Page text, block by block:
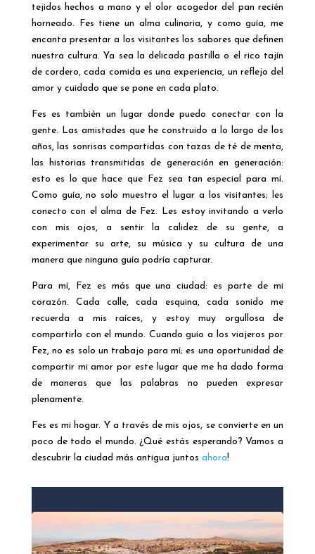
tejidos hechos a mano y el olor acogedor del pan recién
horneado. Fes tiene un alma culinaria, y como guía, me
encanta presentar a los visitantes los sabores que definen
nuestra cultura. Ya sea la delicada pastilla o el rico tajín
de cordero, cada comida es una experiencia, un reflejo del
amor y cuidado que se pone en cada plato.
Fes es también un lugar donde puedo conectar con la
gente. Las amistades que he construido a lo largo de los
años, las sonrisas compartidas con tazas de té de menta,
las historias transmitidas de generación en generación:
esto es lo que hace que Fez sea tan especial para mí.
Como guía, no solo muestro el lugar a los visitantes; les
conecto con el alma de Fez. Les estoy invitando a verlo
con mis ojos, a sentir la calidez de su gente, a
experimentar su arte, su música y su cultura de una
manera que ninguna guía podría capturar.
Para mí, Fez es más que una ciudad: es parte de mi
corazón. Cada calle, cada esquina, cada sonido me
recuerda a mis raíces, y estoy muy orgullosa de
compartirlo con el mundo. Cuando guío a los viajeros por
Fez, no es solo un trabajo para mí; es una oportunidad de
compartir mi amor por este lugar que me ha dado forma
de maneras que las palabras no pueden expresar
plenamente.
Fes es mi hogar. Y a través de mis ojos, se convierte en un
poco de todo el mundo. ¿Qué estás esperando? Vamos a
descubrir la ciudad más antigua juntos ahora!